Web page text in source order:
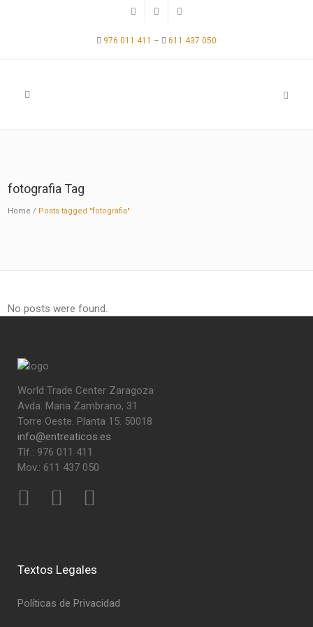
976 011 411 – 611 437 050
fotografia Tag
Home / Posts tagged "fotografia"
No posts were found.
World Trade Center Zaragoza
Avda. Maria Zambrano, 31
Torre Oeste. Planta 15. 50018
info@entreaticos.es
Tlf.: 976 011 411
Mov.: 611 437 050
Textos Legales
Políticas de Privacidad